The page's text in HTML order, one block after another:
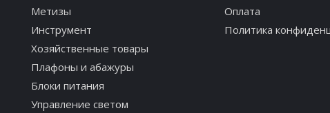
Метизы
Инструмент
Хозяйственные товары
Плафоны и абажуры
Блоки питания
Управление светом
Оплата
Политика